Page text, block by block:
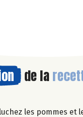
de la
les pommes et